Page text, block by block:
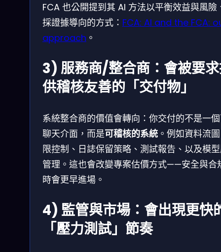
FCA 也公開提到其 AI 方法以平衡效益與風險
採證據導向的方式： FCA: AI and the FCA:
approach 。
3) 服務商/整合商：會被要
供稽核友善的「交付物」
系統整合商的價值會轉向：你交付的不是一
聊天介面，而是可稽核的系統 。例如資料流
限控制、日誌保留策略、測試報告、以及模
管理。這也會改變專案估價方式——安全與合
時會更早進場。
4) 監管與市場：會出現更快
「壓力測試」節奏